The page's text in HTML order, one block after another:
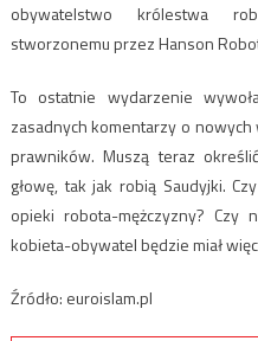
obywatelstwo królestwa
stworzonemu przez Hanson
To ostatnie wydarzenie
zasadnych komentarzy o nowych
prawników. Muszą teraz
głowę, tak jak robią Saudyjki.
opieki robota-mężczyzny?
kobieta-obywatel będzie miał
Źródło: euroislam.pl